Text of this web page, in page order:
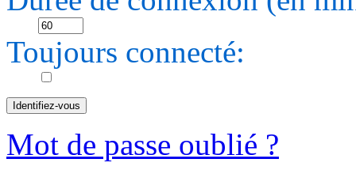
Toujours connecté:
Mot de passe oublié ?